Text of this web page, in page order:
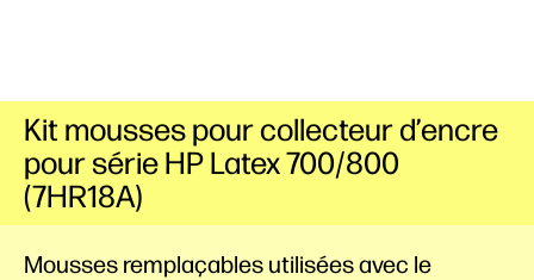
Mousses remplaçables utilisées avec le
Kit mousses pour collecteur d’encre
pour série HP Latex 700/800
(7HR18A)